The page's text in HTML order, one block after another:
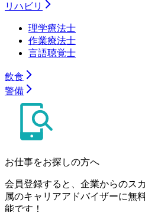
リハビリ
理学療法士
作業療法士
言語聴覚士
飲食
警備
お仕事をお探しの方へ
会員登録すると、企業からのス
属のキャリアアドバイザーに無
能です！